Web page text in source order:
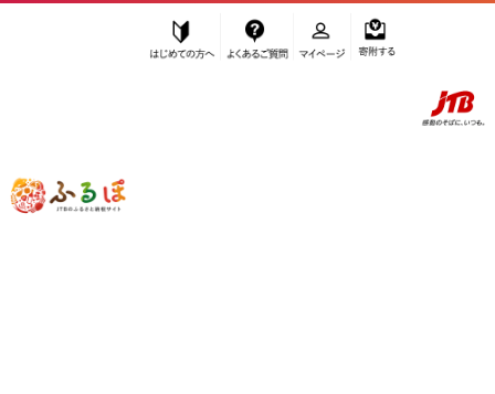
ふるぽ JTBのふるさと納税サイト
「ふるさと納税」TOP